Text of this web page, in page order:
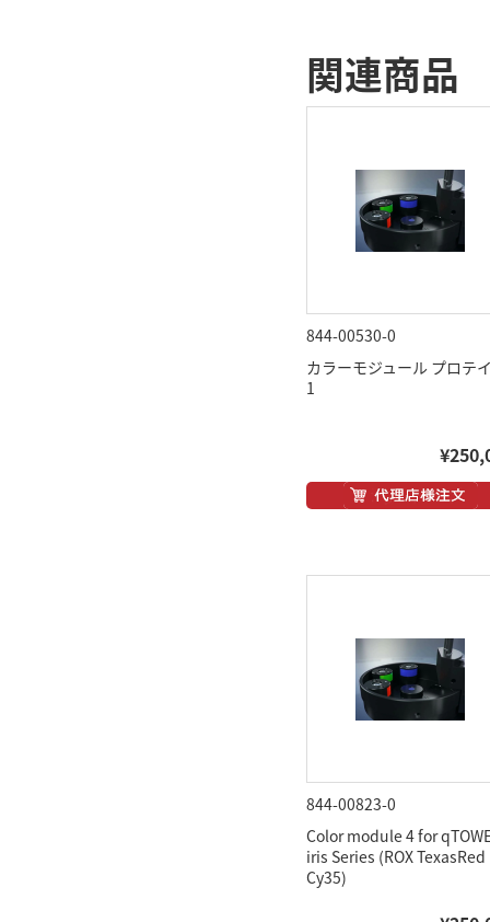
関連商品
844-00530-0
カラーモジュール プロテ
1
844-00823-0
Color module 4 for
iris Series (ROX TexasRed
Cy35)